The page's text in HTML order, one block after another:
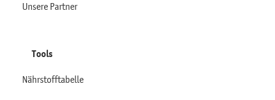
Unsere Partner
Tools
Nährstofftabelle